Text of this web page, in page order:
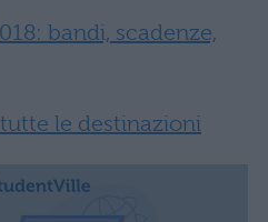
bandi, scadenze,
le destinazioni